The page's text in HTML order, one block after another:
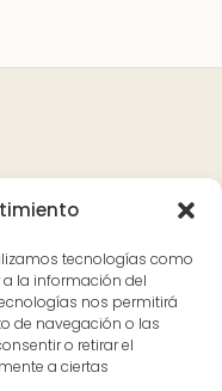
tecnologías como
la información del
nos permitirá
de navegación o las
o retirar el
a ciertas
Google
Pay
PayPal
estamos
Pureza Canelo, 59, en